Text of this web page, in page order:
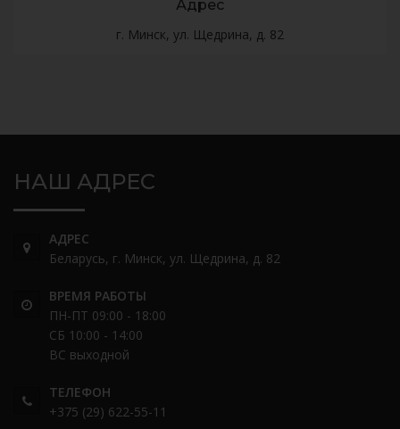
Адрес
г. Минск, ул. Щедрина, д. 82
НАШ АДРЕС
АДРЕС
Беларусь, г. Минск, ул. Щедрина, д. 82
ВРЕМЯ РАБОТЫ
ПН-ПТ 09:00 - 18:00
СБ 10:00 - 14:00
ВС выходной
ТЕЛЕФОН
+375 (29) 622-55-11